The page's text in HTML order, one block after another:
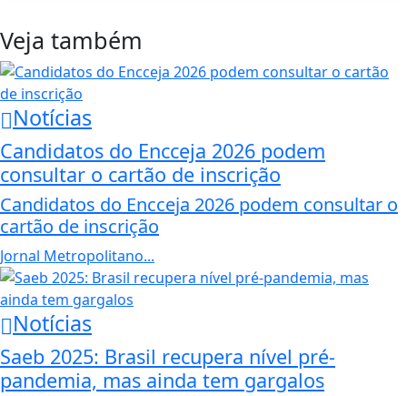
Veja também
Notícias
Candidatos do Encceja 2026 podem
consultar o cartão de inscrição
Candidatos do Encceja 2026 podem consultar o
cartão de inscrição
Jornal Metropolitano...
Notícias
Saeb 2025: Brasil recupera nível pré-
pandemia, mas ainda tem gargalos